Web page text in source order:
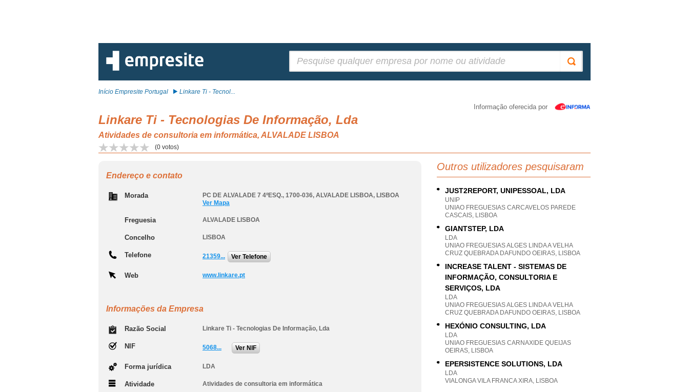
Início Empresite Portugal Linkare Ti - Tecnol...
Informação oferecida por
Linkare Ti - Tecnologias De Informação, Lda
Atividades de consultoria em informática, ALVALADE LISBOA
(0 votos)
Endereço e contato
Morada PC DE ALVALADE 7 4ºESQ., 1700-036, ALVALADE LISBOA, LISBOA
Ver Mapa
Freguesia ALVALADE LISBOA
Concelho LISBOA
Telefone 21359... Ver Telefone
Web www.linkare.pt
Informações da Empresa
Razão Social Linkare Ti - Tecnologias De Informação, Lda
NIF 5068... Ver NIF
Forma jurídica LDA
Atividade Atividades de consultoria em informática
Outros utilizadores pesquisaram
JUST2REPORT, UNIPESSOAL, LDA
UNIP
UNIAO FREGUESIAS CARCAVELOS PAREDE
CASCAIS, LISBOA
GIANTSTEP, LDA
LDA
UNIAO FREGUESIAS ALGES LINDA A VELHA
CRUZ QUEBRADA DAFUNDO OEIRAS, LISBOA
INCREASE TALENT - SISTEMAS DE
INFORMAÇÃO, CONSULTORIA E
SERVIÇOS, LDA
LDA
UNIAO FREGUESIAS ALGES LINDA A VELHA
CRUZ QUEBRADA DAFUNDO OEIRAS, LISBOA
HEXÓNIO CONSULTING, LDA
LDA
UNIAO FREGUESIAS CARNAXIDE QUEIJAS
OEIRAS, LISBOA
EPERSISTENCE SOLUTIONS, LDA
LDA
VIALONGA VILA FRANCA XIRA, LISBOA